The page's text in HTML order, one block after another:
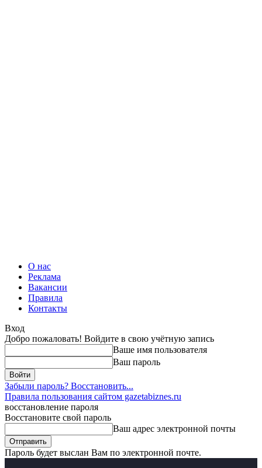
О нас
Реклама
Вакансии
Правила
Контакты
Вход
Добро пожаловать! Войдите в свою учётную запись
Ваше имя пользователя
Ваш пароль
Забыли пароль? Восстановить...
Правила пользования сайтом gazetabiznes.ru
восстановление пароля
Восстановите свой пароль
Ваш адрес электронной почты
Пароль будет выслан Вам по электронной почте.